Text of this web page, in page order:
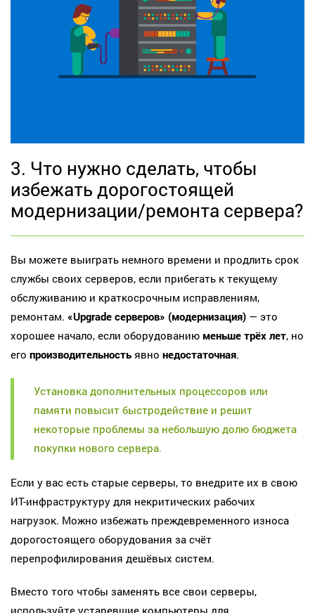
3. Что нужно сделать, чтобы
избежать дорогостоящей
модернизации/ремонта сервера?
Вы можете выиграть немного времени и продлить срок
службы своих серверов, если прибегать к текущему
обслуживанию и краткосрочным исправлениям,
ремонтам. «Upgrade серверов» (модернизация) — это
хорошее начало, если оборудованию меньше трёх лет, но
его производительность явно недостаточная.
Установка дополнительных процессоров или
памяти повысит быстродействие и решит
некоторые проблемы за небольшую долю бюджета
покупки нового сервера.
Если у вас есть старые серверы, то внедрите их в свою
ИТ-инфраструктуру для некритических рабочих
нагрузок. Можно избежать преждевременного износа
дорогостоящего оборудования за счёт
перепрофилирования дешёвых систем.
Вместо того чтобы заменять все свои серверы,
используйте устаревшие компьютеры для